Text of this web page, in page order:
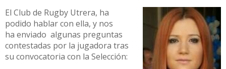
El Club de Rugby Utrera, ha
podido hablar con ella, y nos
ha enviado algunas preguntas
contestadas por la jugadora tras
su convocatoria con la Selección: